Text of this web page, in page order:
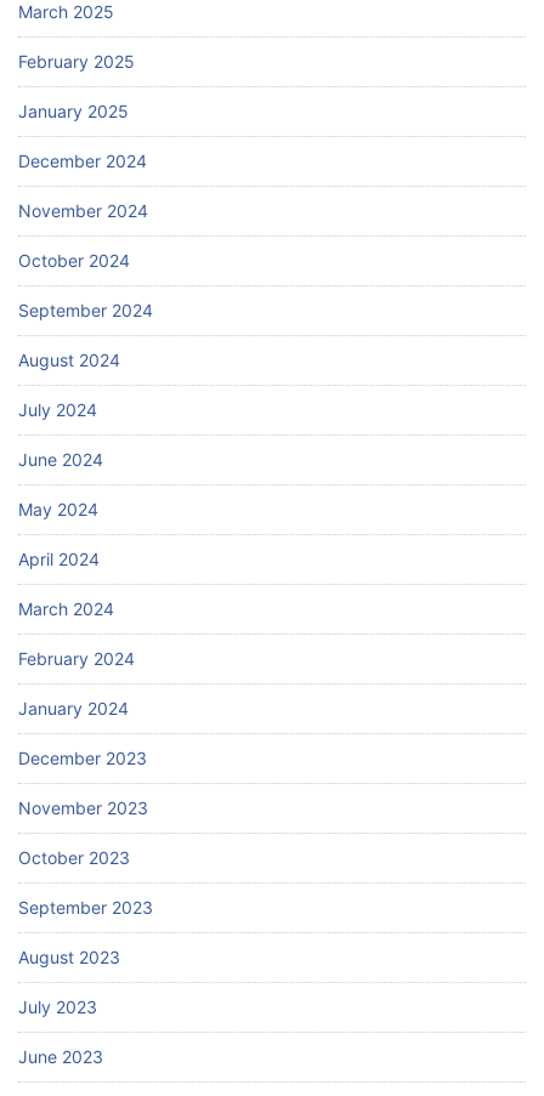
March 2025
February 2025
January 2025
December 2024
November 2024
October 2024
September 2024
August 2024
July 2024
June 2024
May 2024
April 2024
March 2024
February 2024
January 2024
December 2023
November 2023
October 2023
September 2023
August 2023
July 2023
June 2023